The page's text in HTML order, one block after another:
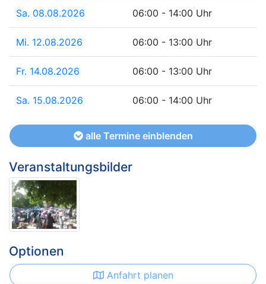
Sa. 08.08.2026 06:00 - 14:00 Uhr
Mi. 12.08.2026 06:00 - 13:00 Uhr
Fr. 14.08.2026 06:00 - 13:00 Uhr
Sa. 15.08.2026 06:00 - 14:00 Uhr
alle Termine einblenden
Veranstaltungsbilder
Optionen
Anfahrt planen